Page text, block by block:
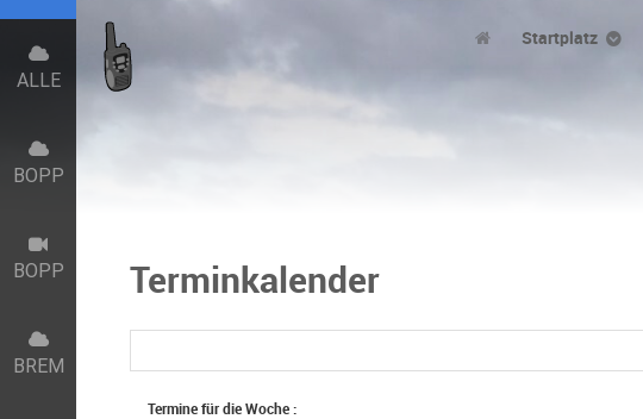
Startplatz
Terminkalender
Termine für die Woche :
ALLE
BOPP
BOPP
BREM